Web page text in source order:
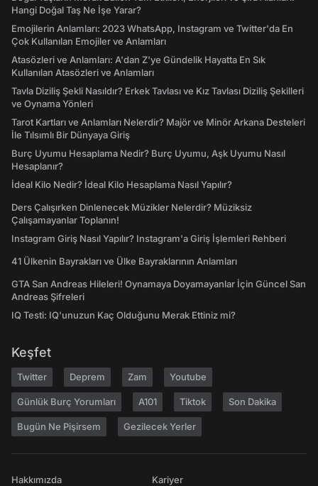
Hangi Doğal Taş Ne İşe Yarar?
Emojilerin Anlamları: 2023 WhatsApp, Instagram ve Twitter'da En
Çok Kullanılan Emojiler ve Anlamları
Atasözleri ve Anlamları: A'dan Z'ye Gündelik Hayatta En Sık
Kullanılan Atasözleri ve Anlamları
Tavla Diziliş Şekli Nasıldır? Erkek Tavlası ve Kız Tavlası Diziliş Şekilleri
ve Oynama Yönleri
Tarot Kartları ve Anlamları Nelerdir? Majör ve Minör Arkana Desteleri
İle Tılsımlı Bir Dünyaya Giriş
Burç Uyumu Hesaplama Nedir? Burç Uyumu, Aşk Uyumu Nasıl
Hesaplanır?
İdeal Kilo Nedir? İdeal Kilo Hesaplama Nasıl Yapılır?
Ders Çalışırken Dinlenecek Müzikler Nelerdir? Müziksiz
Çalışamayanlar Toplanın!
Instagram Giriş Nasıl Yapılır? Instagram'a Giriş İşlemleri Rehberi
41 Ülkenin Bayrakları ve Ülke Bayraklarının Anlamları
GTA San Andreas Hileleri! Oynamaya Doyamayanlar İçin Güncel San
Andreas Şifreleri
IQ Testi: IQ'unuzun Kaç Olduğunu Merak Ettiniz mi?
Keşfet
Twitter Deprem Zam Youtube
Günlük Burç Yorumları A101 Tiktok Son Dakika
Bugün Ne Pişirsem Gezilecek Yerler
Hakkımızda
Kariyer